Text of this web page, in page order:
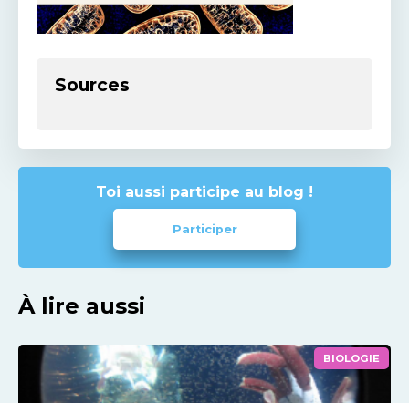
Sources
Toi aussi participe au blog !
Participer
À lire aussi
BIOLOGIE